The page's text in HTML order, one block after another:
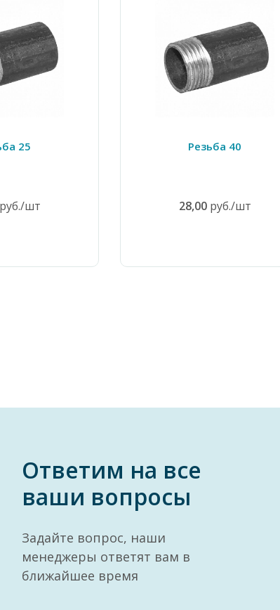
25
шт
Резьба 40
28,00руб./шт
Ответим на все
ваши вопросы
Задайте вопрос, наши
менеджеры ответят вам в
ближайшее время